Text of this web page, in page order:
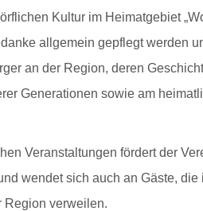
Kultur im Heimatgebiet
allgemein gepflegt werden
an der Region, deren
Generationen sowie am
Veranstaltungen fördert der
wendet sich auch an Gäste,
Region verweilen.